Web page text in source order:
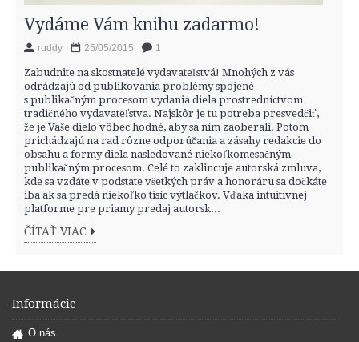
Vydáme Vám knihu zadarmo!
ruddy 25/05/2015 1
Zabudnite na skostnatelé vydavateľstvá! Mnohých z vás
odrádzajú od publikovania problémy spojené
s publikačným procesom vydania diela prostredníctvom
tradičného vydavateľstva. Najskôr je tu potreba presvedčiť,
že je Vaše dielo vôbec hodné, aby sa ním zaoberali. Potom
prichádzajú na rad rôzne odporúčania a zásahy redakcie do
obsahu a formy diela nasledované niekoľkomesačným
publikačným procesom. Celé to zaklincuje autorská zmluva,
kde sa vzdáte v podstate všetkých práv a honoráru sa dočkáte
iba ak sa predá niekoľko tisíc výtlačkov. Vďaka intuitívnej
platforme pre priamy predaj autorsk...
ČÍTAŤ VIAC
Informácie
O nás